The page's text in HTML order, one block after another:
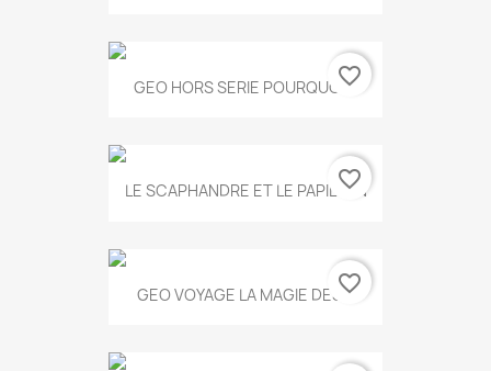
GEO HORS SERIE POURQUOI...
favorite_border
LE SCAPHANDRE ET LE PAPILLON
favorite_border
GEO VOYAGE LA MAGIE DES...
favorite_border